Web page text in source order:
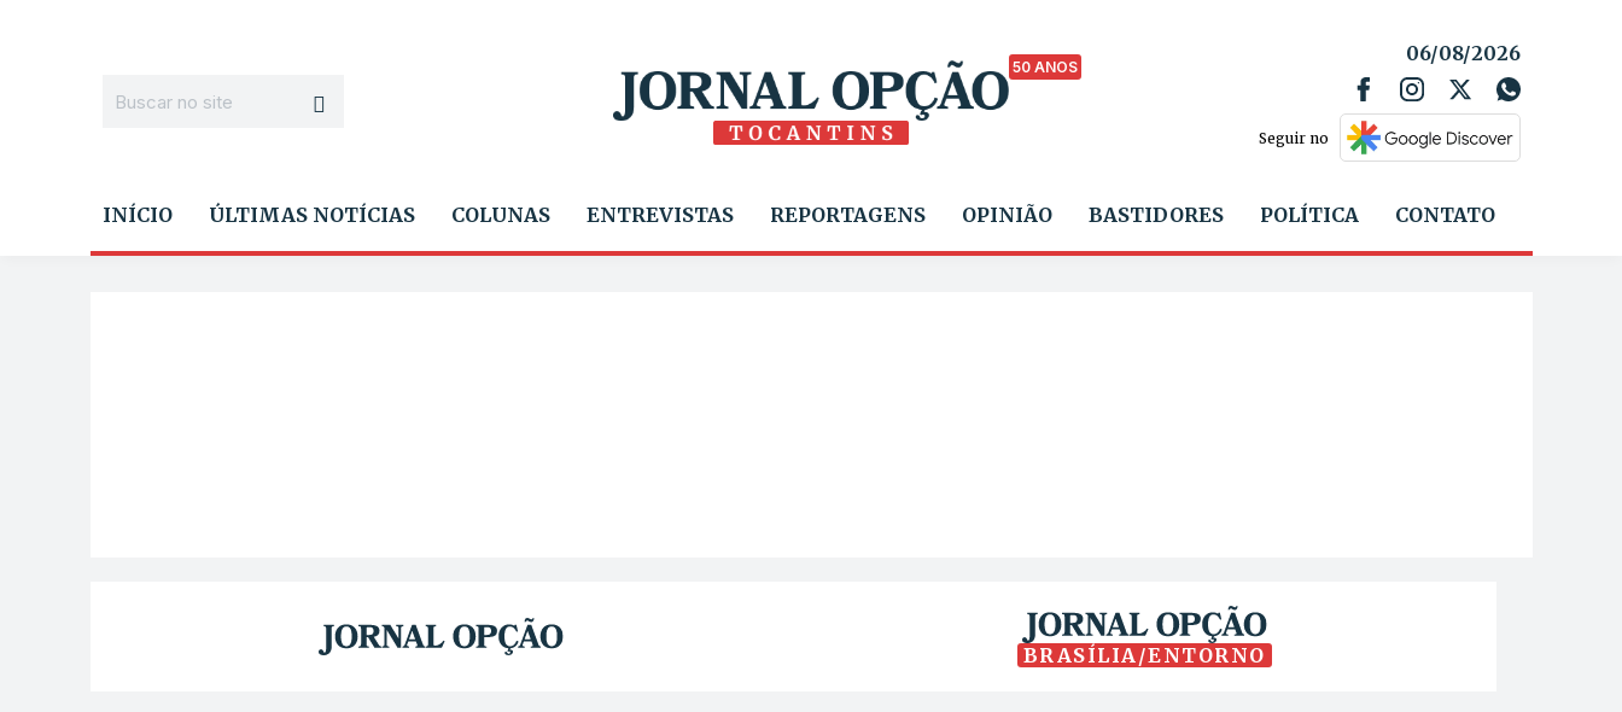
50 ANOS
06/08/2026
Seguir no
INÍCIO ÚLTIMAS NOTÍCIAS COLUNAS ENTREVISTAS REPORTAGENS OPINIÃO BASTIDORES POLÍTICA CONTATO
BRASÍLIA/ENTORNO